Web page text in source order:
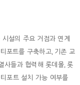
설의 주요 거점과 연계
포트를 구축하고, 기존 교
사들과 협력해 롯데몰, 롯
포트 설치 가능 여부를